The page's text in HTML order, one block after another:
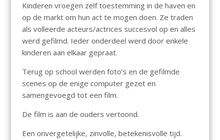
Kinderen vroegen zelf toestemming in de haven en
op de markt om hun act te mogen doen. Ze traden
als volleerde acteurs/actrices succesvol op en alles
werd gefilmd. Ieder onderdeel werd door enkele
kinderen aan elkaar gepraat.
Terug op school werden foto’s en de gefilmde
scenes op de enige computer gezet en
samengevoegd tot een film.
De film is aan de ouders vertoond.
Een onvergetelijke, zinvolle, betekenisvolle tijd.